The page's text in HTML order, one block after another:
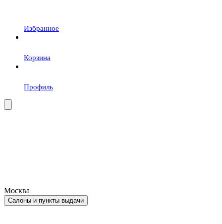
Избранное
Корзина
Профиль
Москва
Салоны и пункты выдачи